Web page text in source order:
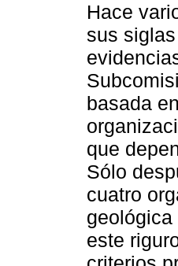
Hace
sus
basada
que
Sólo
cuatro
este